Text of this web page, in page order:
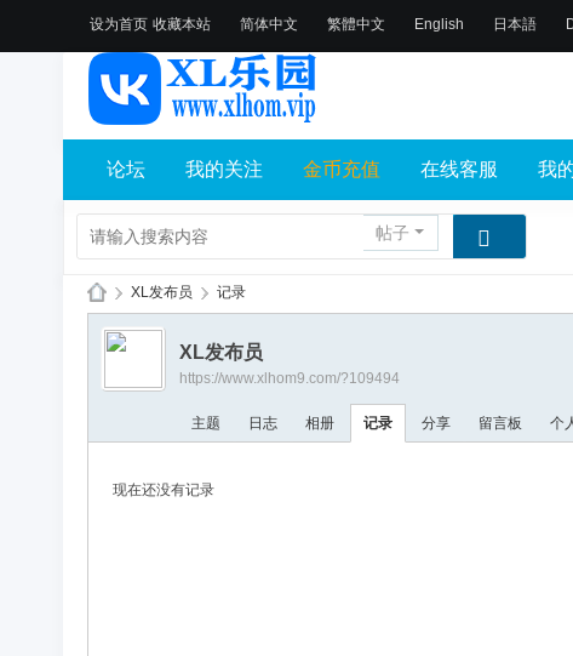
设为首页 收藏本站 简体中文 繁體中文 English 日本語
论坛 我的关注 金币充值 在线客服 我
帖子
X
乐
› XL发布员 › 记录
XL发布员
https://www.xlhom9.com/?109494
主题 日志 相册 记录 分享 留言板 个
现在还没有记录